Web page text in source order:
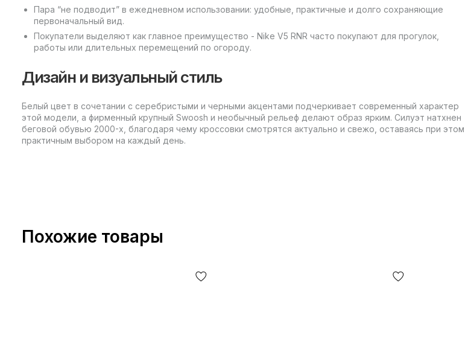
Пара “не подводит” в ежедневном использовании: удобные, практичные и долго сохраняющие
первоначальный вид.
Покупатели выделяют как главное преимущество - Nike V5 RNR часто покупают для прогулок,
работы или длительных перемещений по огороду.
Дизайн и визуальный стиль
Белый цвет в сочетании с серебристыми и черными акцентами подчеркивает современный характер
этой модели, а фирменный крупный Swoosh и необычный рельеф делают образ ярким. Силуэт натхнен
беговой обувью 2000-х, благодаря чему кроссовки смотрятся актуально и свежо, оставаясь при этом
практичным выбором на каждый день.
Похожие товары